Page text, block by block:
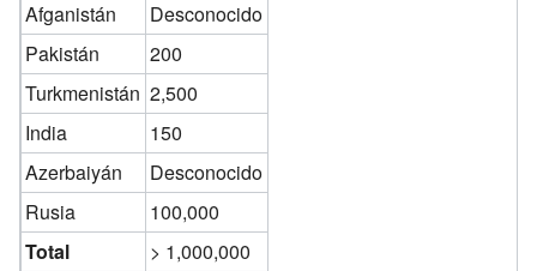
Afganistán
Desconocido
Pakistán
200
Turkmenistán 2,500
India
150
Azerbaiyán
Desconocido
Rusia
100,000
Total
> 1,000,000